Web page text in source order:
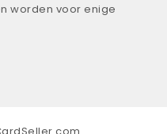
worden voor enige